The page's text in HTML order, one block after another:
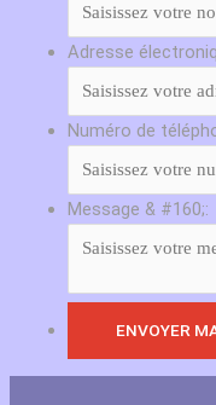
Adresse
Numéro de
Message & #160;: